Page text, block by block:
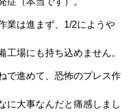
業は進まず、1/2にようや
工場にも持ち込めません。
で進めて、恐怖のプレス作
に大事なんだと痛感しまし